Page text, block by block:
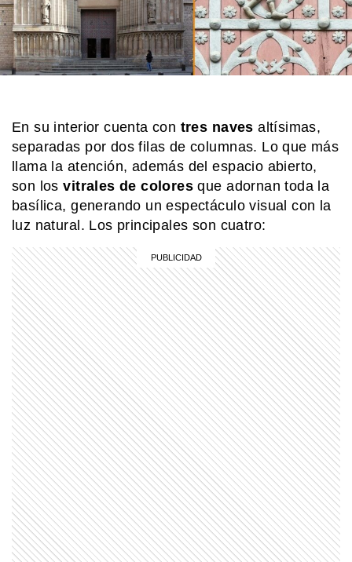
En su interior cuenta con tres naves altísimas,
separadas por dos filas de columnas. Lo que más
llama la atención, además del espacio abierto,
son losvitrales de colores que adornan toda la
basílica, generando un espectáculo visual con la
luz natural. Los principales son cuatro:
por qué es tan importante en
Argentina
COMUNIDAD EDUCATIVA
Crianza 2.0: la literatura infantil y
SABER MAS
¿Qué significa cuando los perros se
ponen panza arriba?